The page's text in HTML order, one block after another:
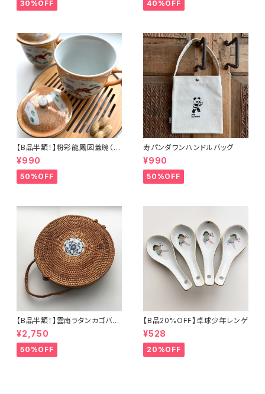
30%OFF 40%OFF
【B品半額！】粉彩龍鳳図蓋碗（8
0年代景徳鎮デッドストック）
¥990
50%OFF
寿パンダワンハンドルバッグ
¥990
50%OFF
【B品半額！】雲南ラタンカゴバッ
グ
¥2,750
50%OFF
【B品20%OFF】卓球少年レンゲ
¥528
20%OFF